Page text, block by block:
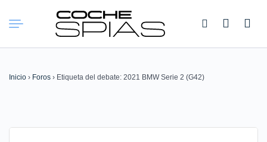
Buscar:
Inicio › Foros › Etiqueta del debate: 2021 BMW Serie 2 (G42)